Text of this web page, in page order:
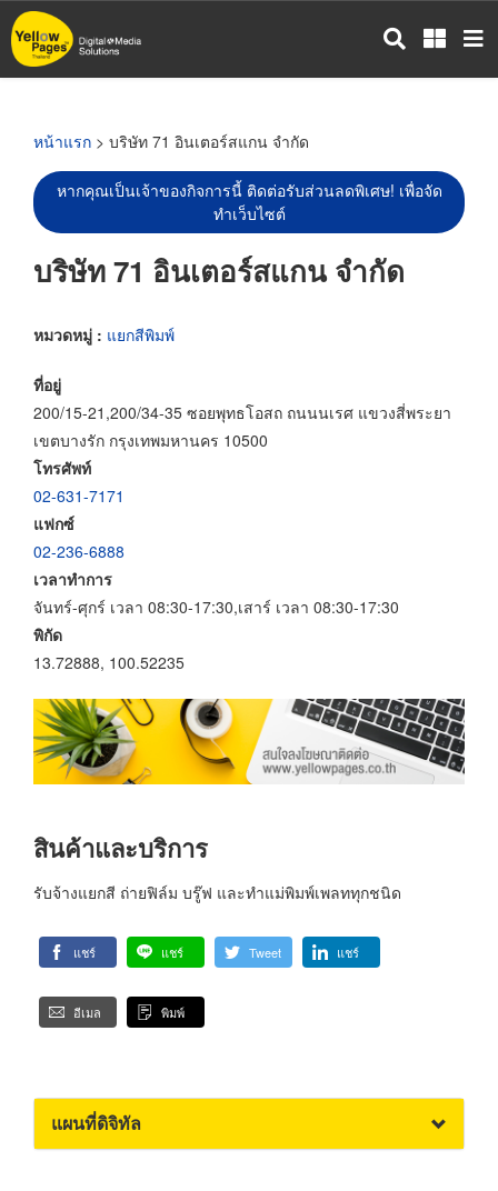
ข้าม
ไป
หน้าแรก > บริษัท 71 อินเตอร์สแกน จำกัด
หากคุณเป็นเจ้าของกิจการนี้ ติดต่อรับส่วนลดพิเศษ! เพื่อจัด
ทำเว็บไซต์
บริษัท 71 อินเตอร์สแกน จำกัด
หมวดหมู่ : แยกสีพิมพ์
ที่อยู่
200/15-21,200/34-35 ซอยพุทธโอสถ ถนนนเรศ แขวงสี่พระยา
เขตบางรัก กรุงเทพมหานคร 10500
โทรศัพท์
02-631-7171
แฟกซ์
02-236-6888
เวลาทำการ
จันทร์-ศุกร์ เวลา 08:30-17:30,เสาร์ เวลา 08:30-17:30
พิกัด
13.72888, 100.52235
สินค้าและบริการ
รับจ้างแยกสี ถ่ายฟิล์ม บรู๊ฟ และทำแม่พิมพ์เพลททุกชนิด
แชร์ แชร์ Tweet แชร์
อีเมล พิมพ์
แผนที่ดิจิทัล